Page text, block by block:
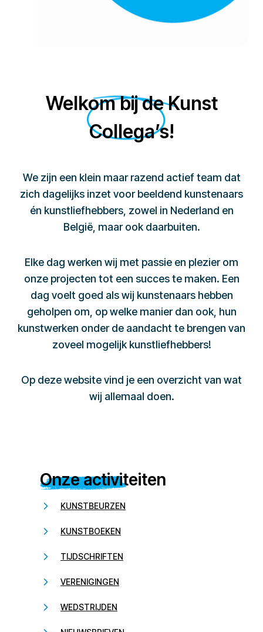
Welkom bij de Kunst
Collega’s!
We zijn een klein maar razend actief team dat
zich dagelijks inzet voor beeldend kunstenaars
én kunstliefhebbers, zowel in Nederland en
België, maar ook daarbuiten.
Elke dag werken wij met passie en plezier om
onze projecten tot een succes te maken. Een
dag voelt goed als wij kunstenaars hebben
geholpen om, op welke manier dan ook, hun
kunstwerken onder de aandacht te brengen van
zoveel mogelijk kunstliefhebbers!
Op deze website vind je een overzicht van wat
wij allemaal doen.
Onze activiteiten
KUNSTBEURZEN
KUNSTBOEKEN
TIJDSCHRIFTEN
VERENIGINGEN
WEDSTRIJDEN